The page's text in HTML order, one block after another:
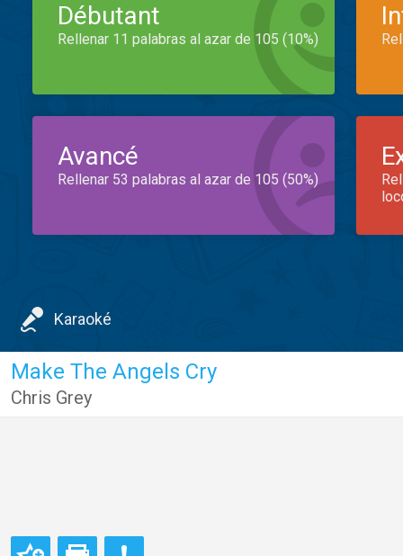
Débutant
Rellenar 11 palabras al azar de 105 (10%)
Avancé
Rellenar 53 palabras al azar de 105 (50%)
Karaoké
Make The Angels Cry
Chris Grey